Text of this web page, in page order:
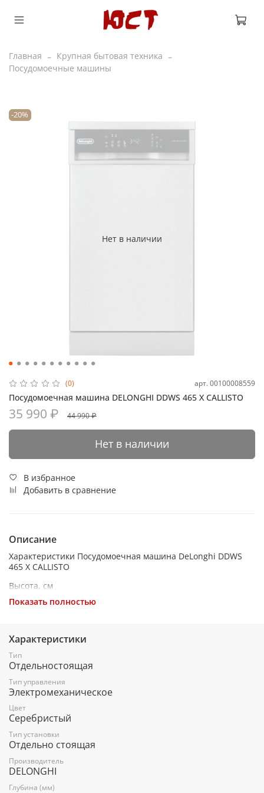
Главная
Крупная бытовая техника
Посудомоечные машины
Нет в наличии
-20%
(0) арт. 00100008559
Посудомоечная машина DELONGHI DDWS 465 X CALLISTO
35 990 ₽ 44 990 ₽
Нет в наличии
В избранное
Добавить в сравнение
Описание
Характеристики Посудомоечная машина DeLonghi DDWS
465 X CALLISTO
Высота, см
85
44.8
Глубина, см
59.8
Тип управления
Электромеханический
Цвет
Серебристый
Дисплей
Показать полностью
Характеристики
Тип
Отдельностоящая
Тип управления
Электромеханическое
Цвет
Серебристый
Тип установки
Отдельно стоящая
Производитель
DELONGHI
Глубина (мм)